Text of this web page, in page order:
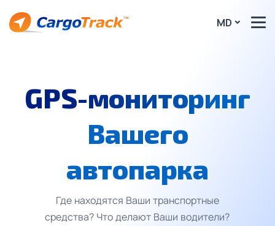
MD
GPS-мониторинг
Вашего
автопарка
Где находятся Ваши транспортные
средства? Что делают Ваши водители?